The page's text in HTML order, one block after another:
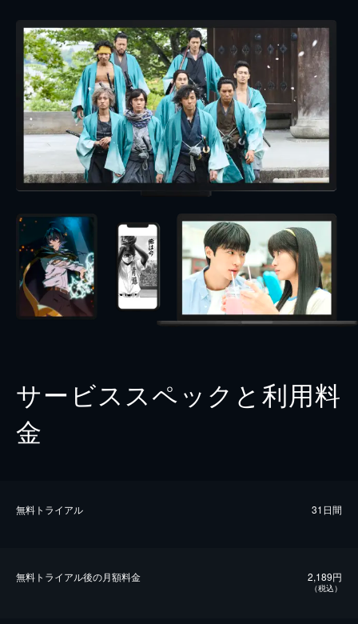
サービススペックと利用料
金
無料トライアル 31日間
無料トライアル後の⽉額料金 2,189円
（税込）